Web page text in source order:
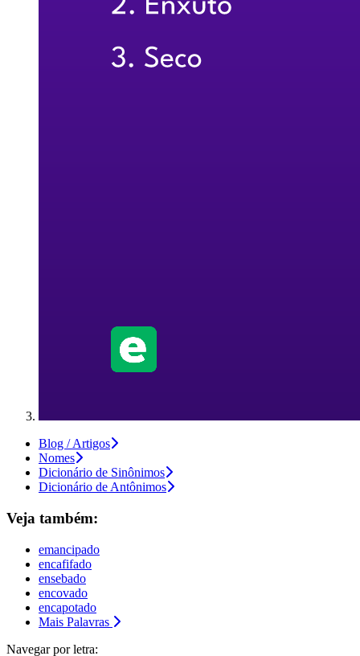
Blog / Artigos
Nomes
Dicionário de Sinônimos
Dicionário de Antônimos
Veja também:
emancipado
encafifado
ensebado
encovado
encapotado
Mais Palavras
Navegar por letra: